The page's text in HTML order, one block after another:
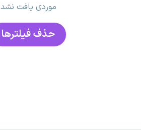
موردی یافت نشد
حذف فیلتر‌ها